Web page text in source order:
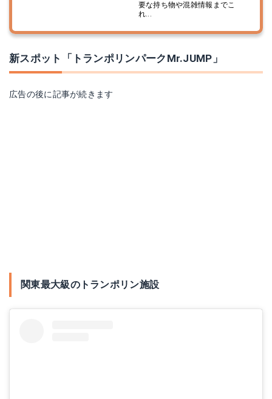
要な持ち物や混雑情報までこ
れ...
新スポット「トランポリンパークMr.JUMP」
広告の後に記事が続きます
関東最大級のトランポリン施設